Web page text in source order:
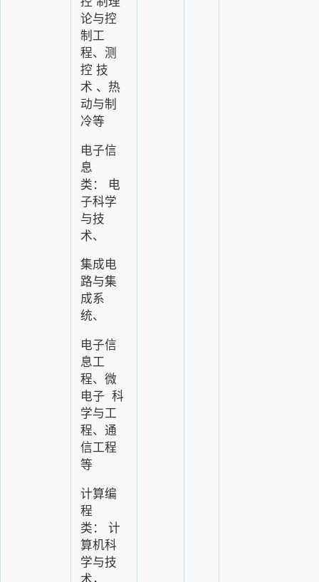
论与控
制工
程、测
控 技
术 、热
动与制
冷等
电子信
息
类：
电
子科学
与技
术、
集成电
路与集
成系
统、
电子信
息工
程、微
电子 科
学与工
程、通
信工程
等
计算编
程
类：
计
算机科
学与技
术，